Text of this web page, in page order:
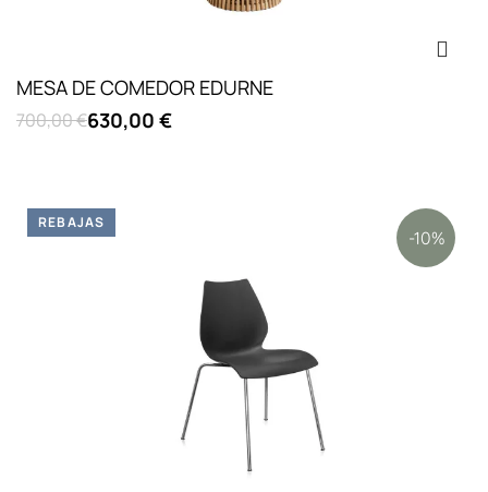
MESA DE COMEDOR EDURNE
700,00 €630,00 €
-10%
REBAJAS